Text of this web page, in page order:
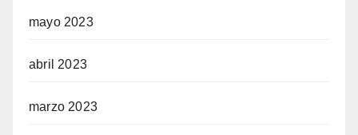
mayo 2023
abril 2023
marzo 2023